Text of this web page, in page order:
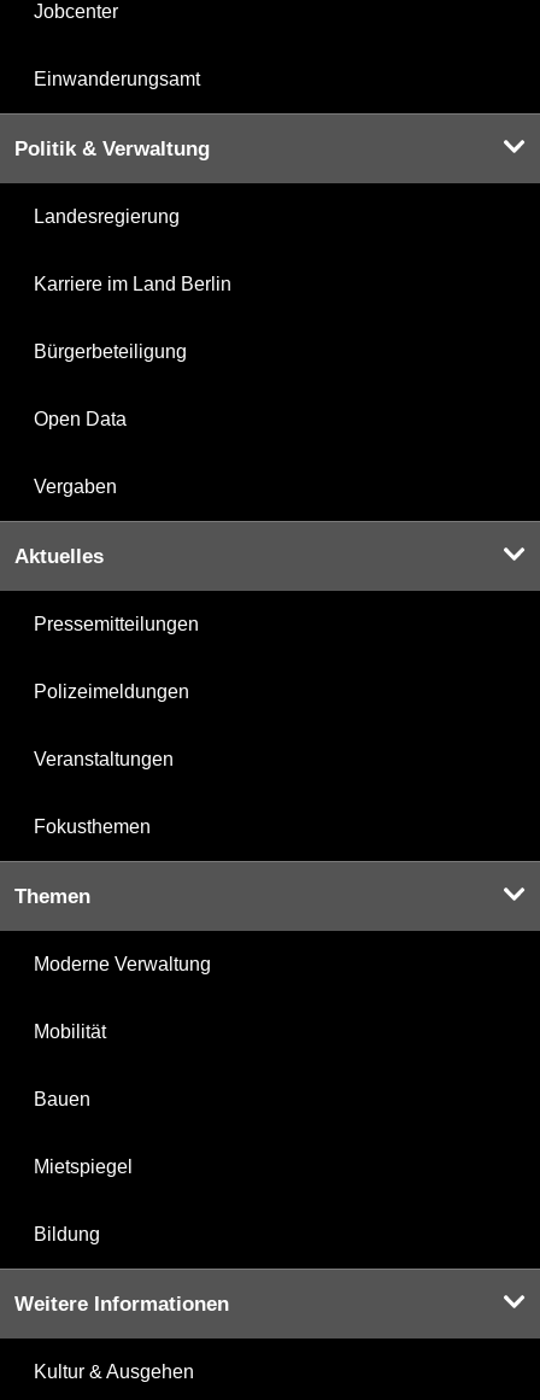
Jobcenter
Einwanderungsamt
Politik & Verwaltung
Landesregierung
Karriere im Land Berlin
Bürgerbeteiligung
Open Data
Vergaben
Aktuelles
Pressemitteilungen
Polizeimeldungen
Veranstaltungen
Fokusthemen
Themen
Moderne Verwaltung
Mobilität
Bauen
Mietspiegel
Bildung
Weitere Informationen
Kultur & Ausgehen